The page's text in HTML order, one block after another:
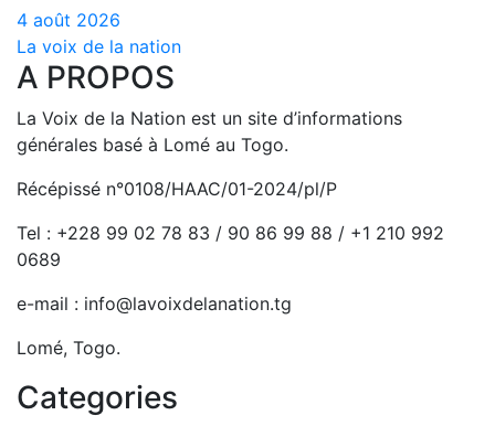
4 août 2026
La voix de la nation
A PROPOS
La Voix de la Nation est un site d’informations
générales basé à Lomé au Togo.
Récépissé n°0108/HAAC/01-2024/pl/P
Tel : +228 99 02 78 83 / 90 86 99 88 / +1 210 992
0689
e-mail : info@lavoixdelanation.tg
Lomé, Togo.
Categories